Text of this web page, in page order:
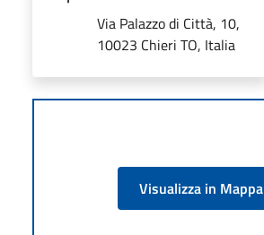
Via Palazzo di Città, 10,
10023 Chieri TO, Italia
Visualizza in Mappa